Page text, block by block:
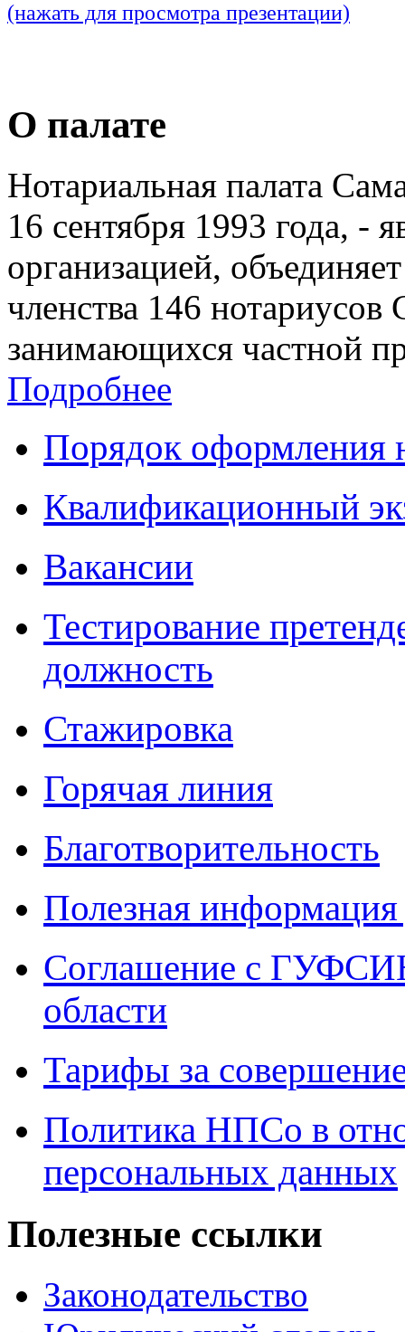
(нажать для просмотра презентации)
О палате
Нотариальная палата
16 сентября 1993 года, -
организацией,
членства 146 нотариусов
занимающихся частной
Подробнее
Порядок оформления
Квалификационный
Вакансии
Тестирование
должность
Стажировка
Горячая линия
Благотворительность
Полезная
Соглашение с
области
Тарифы за
Политика НПСо в
персональных данных
Полезные ссылки
Законодательство